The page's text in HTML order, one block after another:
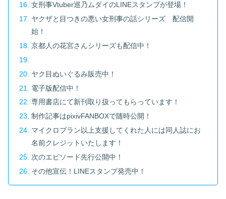
女刑事Vtuber巡乃ムダイのLINEスタンプが登場！
ヤクザと目つきの悪い女刑事の話シリーズ 配信開
始！
京都人の花宮さんシリーズも配信中！
ヤク目ぬいぐるみ販売中！
電子版配信中！
専用書店にて新刊取り扱ってもらっています！
制作記事はpixivFANBOXで随時公開！
マイクロプラン以上支援してくれた人には同人誌にお
名前クレジットいたします！
次のエピソード先行公開中！
その他宣伝！LINEスタンプ発売中！